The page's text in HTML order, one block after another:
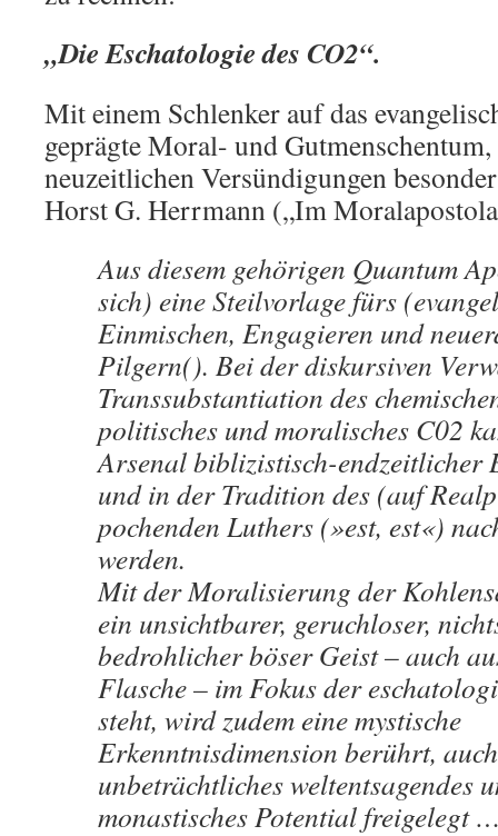
„Die Eschatologie des CO2“.
Mit einem Schlenker auf das
geprägte Moral- und
neuzeitlichen Versündigungen
Horst G. Herrmann („Im
Aus diesem gehörigen Quantum
sich) eine Steilvorlage fürs
Einmischen, Engagieren und
Pilgern(). Bei der diskursiven
Transsubstantiation des
politisches und moralisches C02
Arsenal biblizistisch-endzeitlicher
und in der Tradition des (auf
pochenden Luthers (»est, est«)
werden.
Mit der Moralisierung der
ein unsichtbarer, geruchloser,
bedrohlicher böser Geist – auch
Flasche – im Fokus der
steht, wird zudem eine mystische
Erkenntnisdimension berührt,
unbeträchtliches weltentsagendes
monastisches Potential freigelegt